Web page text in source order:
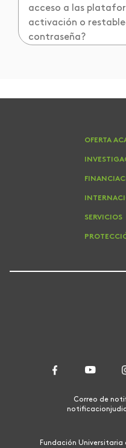
acceso a las
activación o
contraseña?
OFERTA
SERVICIOS
Correo de
Fundación